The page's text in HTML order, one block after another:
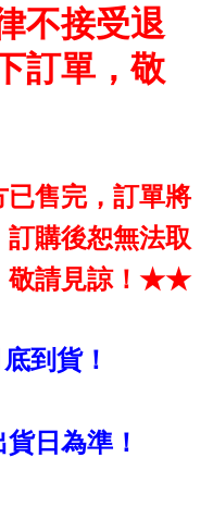
不接受退
訂單，敬
售完，訂單將
購後恕無法取
敬請見諒！★★
到貨！
日為準！